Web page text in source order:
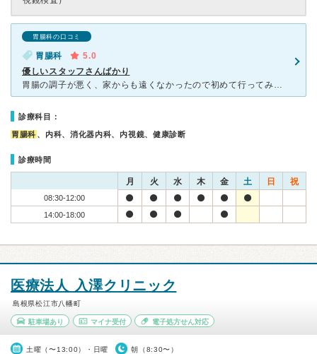
胃腸科の口コミ
胃腸科
5.0
優しいスタッフさんばかり
胃腸の調子が悪く、家からも遠くなかったので初めて行ってみました。まず受付がホテルのロビーみたいに綺麗で病院全体がとても清潔感があります。ネットで予約もできるので、待ち時間も少ないです。男性の先生もとて
診療科目：
胃腸科 、内科、消化器内科、内視鏡、健康診断
診療時間
月 火 水 木 金 土 日 祝
08:30-12:00
14:00-18:00
医療法人 入澤クリニック
島根県松江市八幡町
駐車場あり マイナ受付 電子処方せん対応
土曜（〜13:00）・日曜 朝（8:30〜）